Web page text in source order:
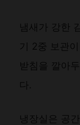
냄새가 강한
기 2중 보관
받침을 깔아
다.
냉장실은 공